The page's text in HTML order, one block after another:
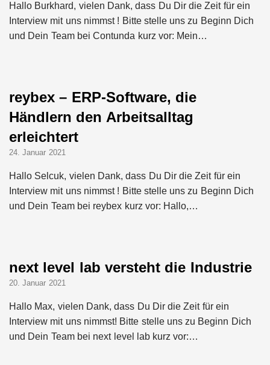
Hallo Burkhard, vielen Dank, dass Du Dir die Zeit für ein
Interview mit uns nimmst ! Bitte stelle uns zu Beginn Dich
und Dein Team bei Contunda kurz vor: Mein…
reybex – ERP-Software, die
Händlern den Arbeitsalltag
erleichtert
24. Januar 2021
Hallo Selcuk, vielen Dank, dass Du Dir die Zeit für ein
Interview mit uns nimmst ! Bitte stelle uns zu Beginn Dich
und Dein Team bei reybex kurz vor: Hallo,…
next level lab versteht die Industrie
20. Januar 2021
Hallo Max, vielen Dank, dass Du Dir die Zeit für ein
Interview mit uns nimmst! Bitte stelle uns zu Beginn Dich
und Dein Team bei next level lab kurz vor:…